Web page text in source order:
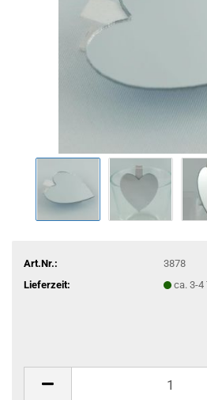
Art.Nr.:
3878
Lieferzeit:
ca. 3-4